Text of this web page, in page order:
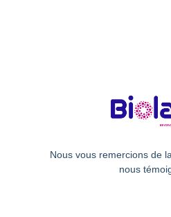
Nous vous remercions de
nous